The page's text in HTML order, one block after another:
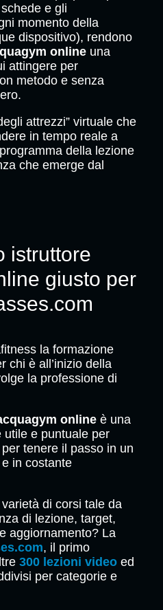
e gli
momento della
dispositivo), rendono
online una
attingere per
metodo e senza
attrezzi” virtuale che
in tempo reale a
della lezione
che emerge dal
istruttore
giusto per
la formazione
chi è all’inizio della
la professione di
online è una
utile e puntuale per
tenere il passo in un
in costante
di corsi tale da
di lezione, target,
aggiornamento? La
, il primo
300 lezioni video ed
per categorie e